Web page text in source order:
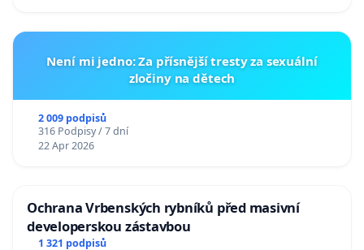
Není mi jedno: Za přísnější tresty za sexuální
zločiny na dětech
2 009 podpisů
316 Podpisy / 7 dní
22 Apr 2026
Ochrana Vrbenských rybníků před masivní
developerskou zástavbou
1 321 podpisů